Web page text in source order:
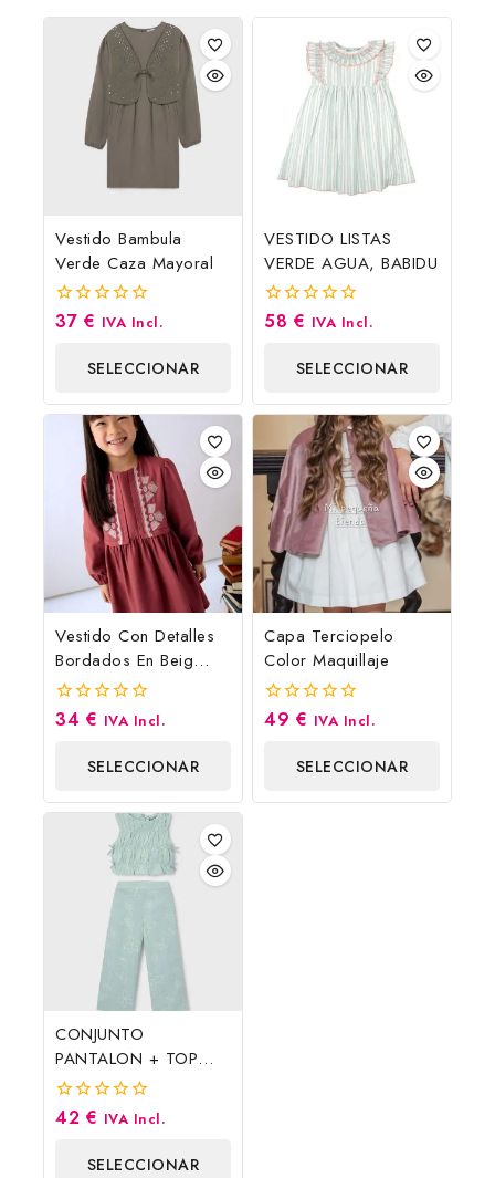
Vestido Bambula
Verde Caza Mayoral
0
37 € IVA Incl.
SELECCIONAR
OPCIONES
VESTIDO LISTAS
VERDE AGUA, BABIDU
0
58 € IVA Incl.
SELECCIONAR
OPCIONES
Vestido Con Detalles
Bordados En Beig
Mayoral
0
34 € IVA Incl.
SELECCIONAR
OPCIONES
Capa Terciopelo
Color Maquillaje
0
49 € IVA Incl.
SELECCIONAR
OPCIONES
CONJUNTO
PANTALON + TOP
FRUNCIDO, VERDE
LAGO. MAYORAL
0
42 € IVA Incl.
SELECCIONAR